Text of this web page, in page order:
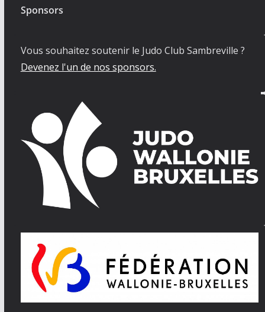
Sponsors
Vous souhaitez soutenir le Judo Club Sambreville ?
Devenez l'un de nos sponsors.